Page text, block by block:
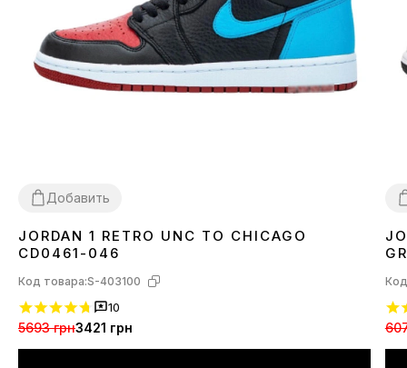
Добавить
40
JORDAN 1 RETRO UNC TO CHICAGO
CD0461-046
Код товара:S-403100
10
5693 грн3421 грн